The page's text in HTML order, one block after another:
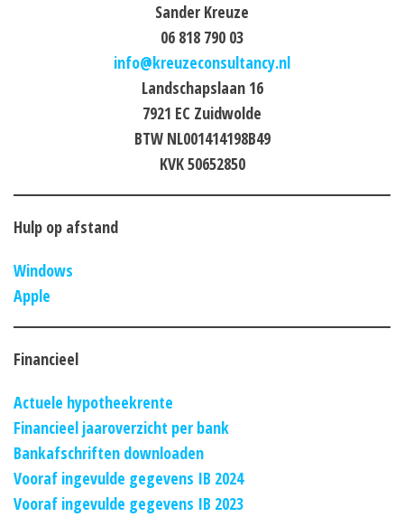
Sander Kreuze
06 818 790 03
info@kreuzeconsultancy.nl
Landschapslaan 16
7921 EC Zuidwolde
BTW NL001414198B49
KVK 50652850
Hulp op afstand
Windows
Apple
Financieel
Actuele hypotheekrente
Financieel jaaroverzicht per bank
Bankafschriften downloaden
Vooraf ingevulde gegevens IB 2024
Vooraf ingevulde gegevens IB 2023